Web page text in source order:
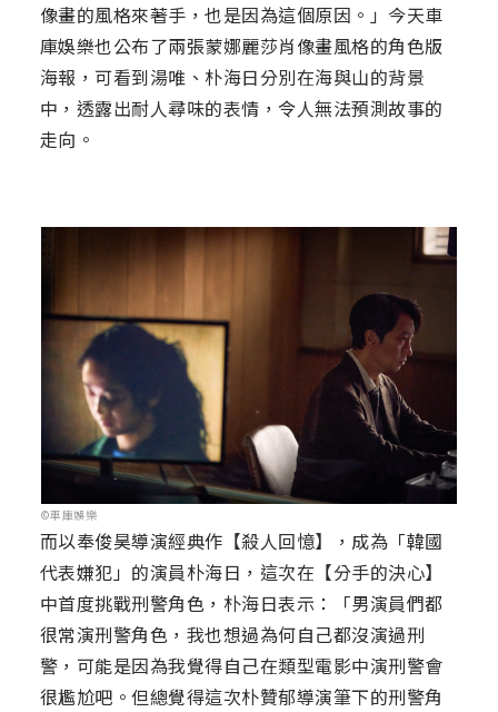
像畫的風格來著手，也是因為這個原因。」今天車
庫娛樂也公布了兩張蒙娜麗莎肖像畫風格的角色版
海報，可看到湯唯、朴海日分別在海與山的背景
中，透露出耐人尋味的表情，令人無法預測故事的
走向。
©車庫娛樂
而以奉俊昊導演經典作【殺人回憶】，成為「韓國
代表嫌犯」的演員朴海日，這次在【分手的決心】
中首度挑戰刑警角色，朴海日表示：「男演員們都
很常演刑警角色，我也想過為何自己都沒演過刑
警，可能是因為我覺得自己在類型電影中演刑警會
很尷尬吧。但總覺得這次朴贊郁導演筆下的刑警角